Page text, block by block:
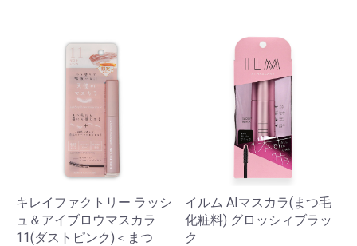
キレイファクトリー ラッシ
ュ＆アイブロウマスカラ
11(ダストピンク)＜まつ
イルム AIマスカラ(まつ毛
化粧料) グロッシィブラッ
ク